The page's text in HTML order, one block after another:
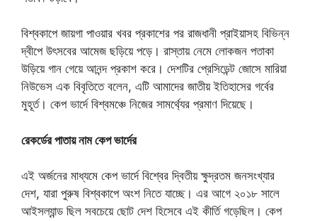
বিশ্বকাপে জায়গা পাওয়ার খবর প্রকাশের পর রাজধানী প্রাইয়াসহ বিভিন্ন
দ্বীপে উৎসবের আমেজ ছড়িয়ে পড়ে। রাস্তায় নেমে লোকজন পতাকা
উড়িয়ে গান গেয়ে আনন্দ প্রকাশ করে। দেশটির প্রেসিডেন্ট জোসে মারিয়া
নিউভেস এক বিবৃতিতে বলেন, এটি আমাদের জাতীয় ইতিহাসের গর্বের
মুহূর্ত। কেপ ভার্দে বিশ্বমঞ্চে নিজের সামর্থ্যের প্রমাণ দিয়েছে।
রেকর্ডের পাতায় নাম কেপ ভার্দের
এই অর্জনের মাধ্যমে কেপ ভার্দে বিশ্বের দ্বিতীয় ক্ষুদ্রতম জনসংখ্যার
দেশ, যারা পুরুষ বিশ্বকাপে অংশ নিতে যাচ্ছে। এর আগে ২০১৮ সালে
আইসল্যান্ড ছিল সবচেয়ে ছোট দেশ হিসেবে এই কীর্তি গড়েছিল। কেপ